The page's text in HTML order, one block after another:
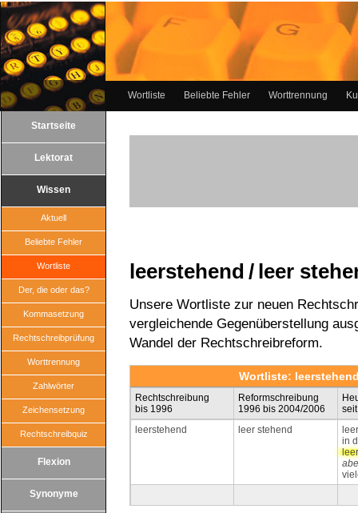
Wortliste Beliebte Fehler Worttrennung
Startseite
Lektorat
Wissen
Aktuell
Beliebte Fehler
Wortliste
Der, die oder das?
Kommasetzung
Rechtschreibprüfung
Worttrennung
Zahlwörter
Zeichensetzung
Rechtschreibquiz
Flexion
Synonyme
leerstehend / leer
Unsere Wortliste zur neuen
vergleichende Gegenüberstellung
Wandel der Rechtschreibreform.
Wortliste:
Rechtschreibung
bis 1996
Reformschreibung
1996 bis 2004/2006
leerstehend
leer stehend
in